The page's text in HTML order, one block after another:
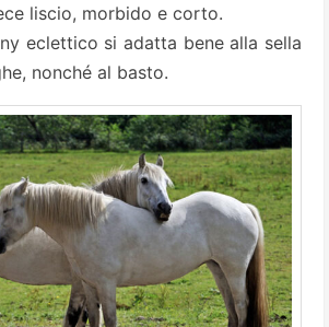
liscio, morbido e corto.
eclettico si adatta bene alla sella
nonché al basto.